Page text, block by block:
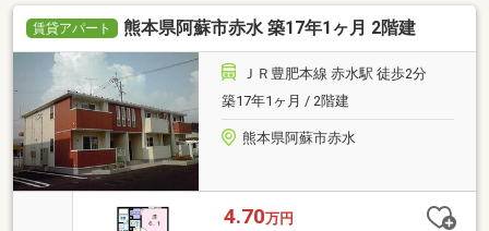
賃貸アパート 熊本県阿蘇市赤水 築17年1ヶ月 2階建
ＪＲ豊肥本線 赤水駅 徒歩2分
築17年1ヶ月 / 2階建
熊本県阿蘇市赤水
4.70万円